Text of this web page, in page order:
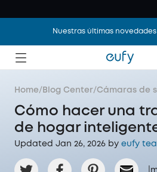
Nuestras últimas
Home/ Blog Center/Cámaras de
Cómo hacer una
de hogar
Updated Jan 26, 2026 by eufy